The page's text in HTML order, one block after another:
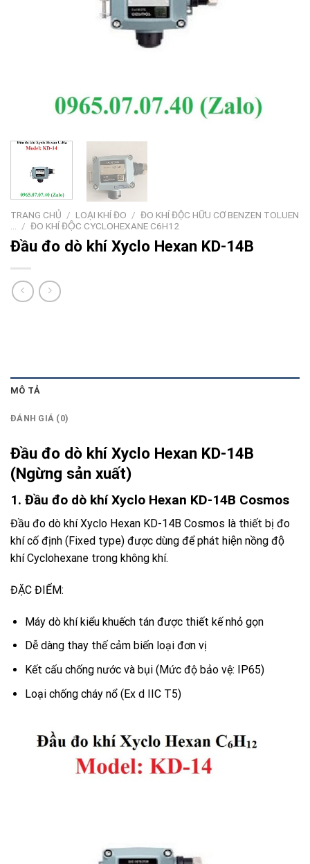
TRANG CHỦ / LOẠI KHÍ ĐO / ĐO KHÍ ĐỘC HỮU CƠ BENZEN TOLUEN
/ ĐO KHÍ ĐỘC CYCLOHEXANE C6H12
Đầu đo dò khí Xyclo Hexan KD-14B
MÔ TẢ
ĐÁNH GIÁ (0)
Đầu đo dò khí Xyclo Hexan KD-14B
(Ngừng sản xuất)
1. Đầu đo dò khí Xyclo Hexan KD-14B Cosmos
Đầu đo dò khí Xyclo Hexan KD-14B Cosmos là thiết bị đo
khí cố định (Fixed type) được dùng để phát hiện nồng độ
khí Cyclohexane trong không khí.
ĐẶC ĐIỂM:
Máy dò khí kiểu khuếch tán được thiết kế nhỏ gọn
Dễ dàng thay thế cảm biến loại đơn vị
Kết cấu chống nước và bụi (Mức độ bảo vệ: IP65)
Loại chống cháy nổ (Ex d IIC T5)